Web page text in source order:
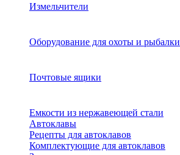
Измельчители
Оборудование для охоты и рыбалки
Почтовые ящики
Емкости из нержавеющей стали
Автоклавы
Рецепты для автоклавов
Комплектующие для автоклавов